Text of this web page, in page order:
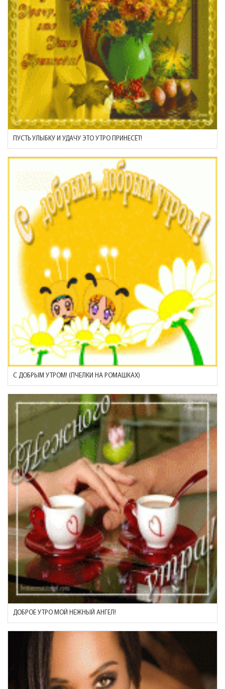
ПУСТЬ УЛЫБКУ И УДАЧУ ЭТО УТРО ПРИНЕСЁТ!
С ДОБРЫМ УТРОМ! (ПЧЕЛКИ НА РОМАШКАХ)
ДОБРОЕ УТРО МОЙ НЕЖНЫЙ АНГЕЛ!